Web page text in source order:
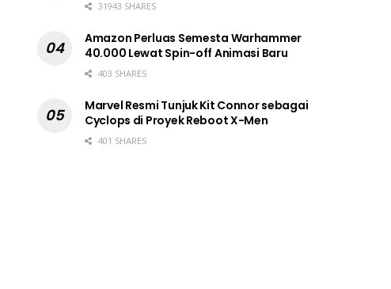
31943 SHARES
Amazon Perluas Semesta Warhammer
40.000 Lewat Spin-off Animasi Baru
403 SHARES
Marvel Resmi Tunjuk Kit Connor sebagai
Cyclops di Proyek Reboot X-Men
401 SHARES